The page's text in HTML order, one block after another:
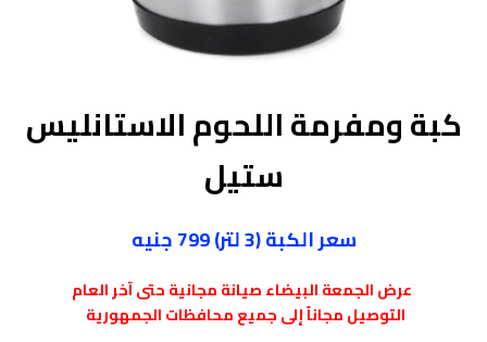
كبة ومفرمة اللحوم الاستانليس
ستيل
سعر الكبة (3 لتر) 799 جنيه
التوصيل مجاناً إلى جميع محافظات الجمهورية